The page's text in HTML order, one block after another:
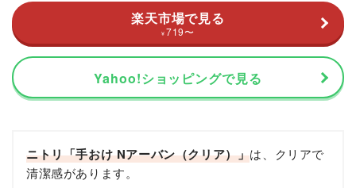
楽天市場で見る
¥ 719〜
Yahoo!ショッピングで見る
ニトリ「手おけ Nアーバン（クリア）」は、クリアで
清潔感があります。